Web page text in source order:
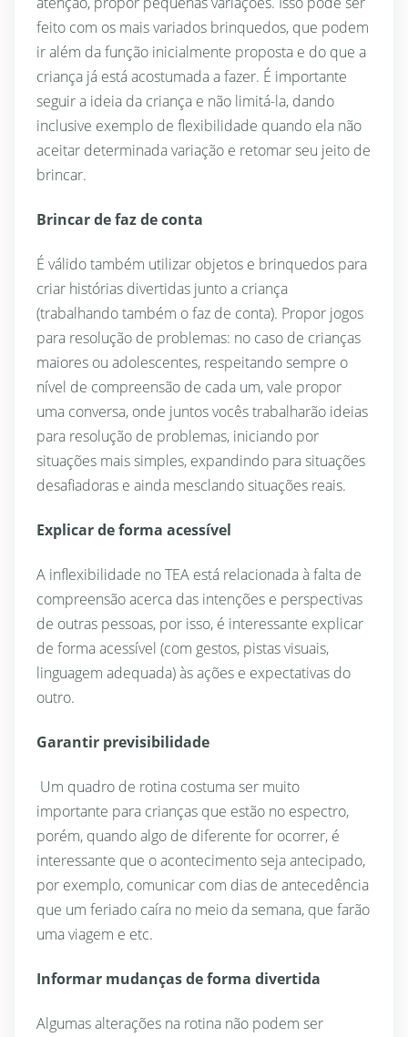
feito com os mais variados brinquedos, que podem
ir além da função inicialmente proposta e do que a
criança já está acostumada a fazer. É importante
seguir a ideia da criança e não limitá-la, dando
inclusive exemplo de flexibilidade quando ela não
aceitar determinada variação e retomar seu jeito de
brincar.
Brincar de faz de conta
É válido também utilizar objetos e brinquedos para
criar histórias divertidas junto a criança
(trabalhando também o faz de conta). Propor jogos
para resolução de problemas: no caso de crianças
maiores ou adolescentes, respeitando sempre o
nível de compreensão de cada um, vale propor
uma conversa, onde juntos vocês trabalharão ideias
para resolução de problemas, iniciando por
situações mais simples, expandindo para situações
desafiadoras e ainda mesclando situações reais.
Explicar de forma acessível
A inflexibilidade no TEA está relacionada à falta de
compreensão acerca das intenções e perspectivas
de outras pessoas, por isso, é interessante explicar
de forma acessível (com gestos, pistas visuais,
linguagem adequada) às ações e expectativas do
outro.
Garantir previsibilidade
Um quadro de rotina costuma ser muito
importante para crianças que estão no espectro,
porém, quando algo de diferente for ocorrer, é
interessante que o acontecimento seja antecipado,
por exemplo, comunicar com dias de antecedência
que um feriado caíra no meio da semana, que farão
uma viagem e etc.
Informar mudanças de forma divertida
Algumas alterações na rotina não podem ser